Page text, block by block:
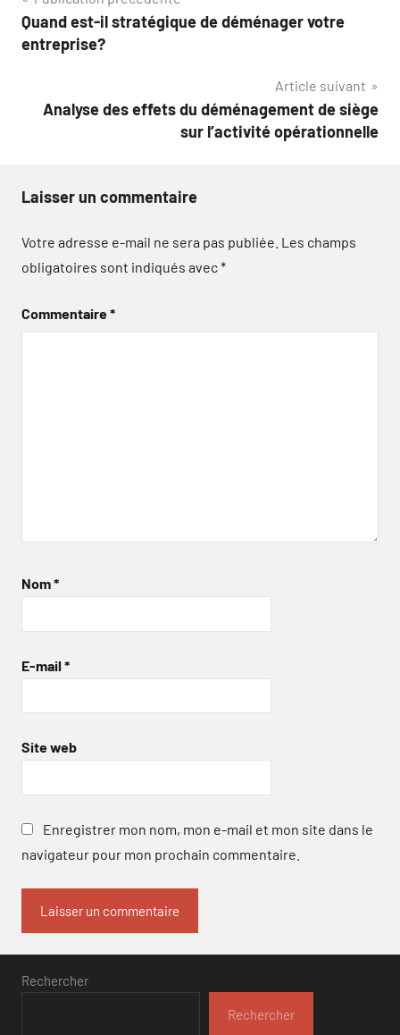
de
Quand est-il stratégique de déménager votre
entreprise?
Article suivant
Analyse des effets du déménagement de siège
sur l’activité opérationnelle
Laisser un commentaire
Votre adresse e-mail ne sera pas publiée. Les champs
obligatoires sont indiqués avec*
Commentaire*
Nom*
E-mail *
Site web
Enregistrer mon nom, mon e-mail et mon site dans le
navigateur pour mon prochain commentaire.
Rechercher
Rechercher